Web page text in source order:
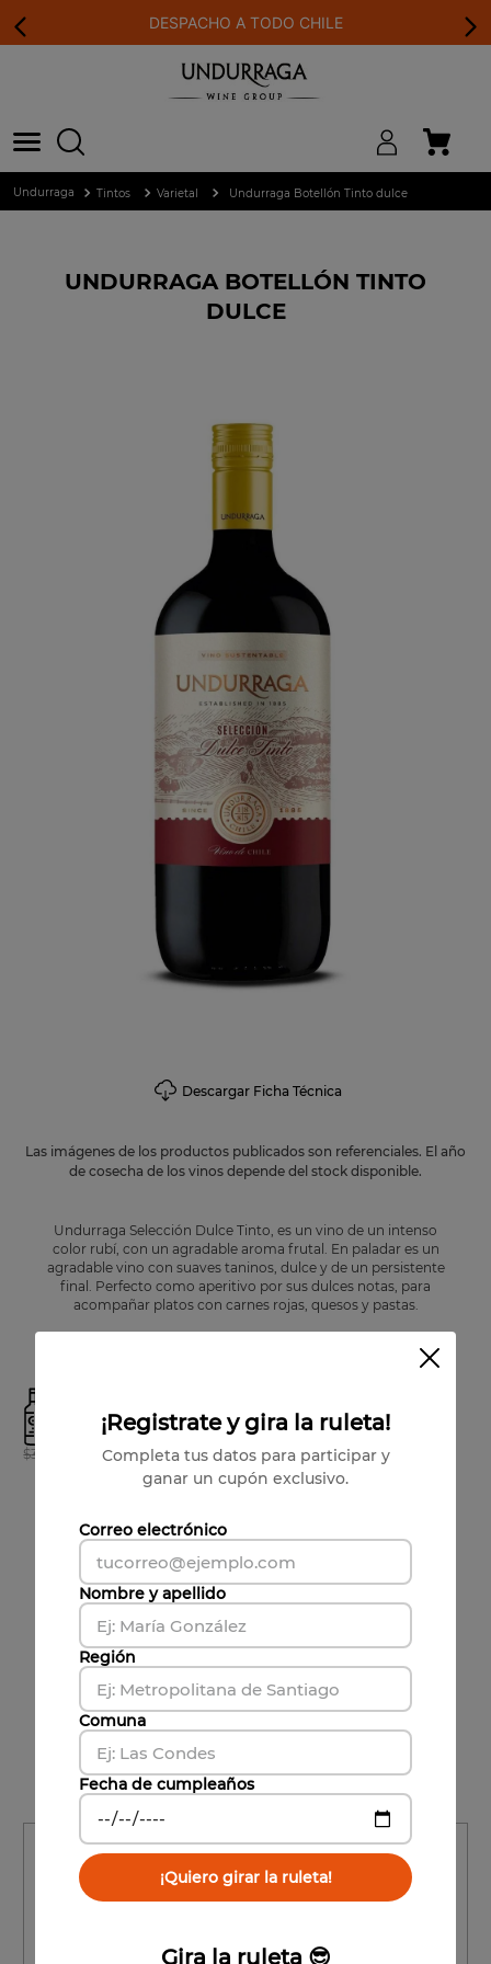
DESPACHO A TODO CHILE
Tintos Varietal Undurraga Botellón Tinto dulce
Descargar Ficha Técnica
Las imágenes de los productos publicados son referenciales. El año
de cosecha de los vinos depende del stock disponible.
UNDURRAGA BOTELLÓN TINTO
DULCE
Undurraga Selección Dulce Tinto, es un vino de un intenso
color rubí, con un agradable aroma frutal. En paladar es un
agradable vino con suaves taninos, dulce y de un persistente
final. Perfecto como aperitivo por sus dulces notas, para
acompañar platos con carnes rojas, quesos y pastas.
x
$21.021
$32
Venta sólo
Precio ref. unitario:$3504
＋
－
Agregar al carrito
Vendido por:Viña Undurraga
Condiciones para cambios y devoluciones
Región
Región
Gira la ruleta 😎
¡Registrate y gira la ruleta!
Completa tus datos para participar y
ganar un cupón exclusivo.
Correo electrónico
Nombre y apellido
Región
Comuna
Fecha de cumpleaños
¡Quiero girar la ruleta!